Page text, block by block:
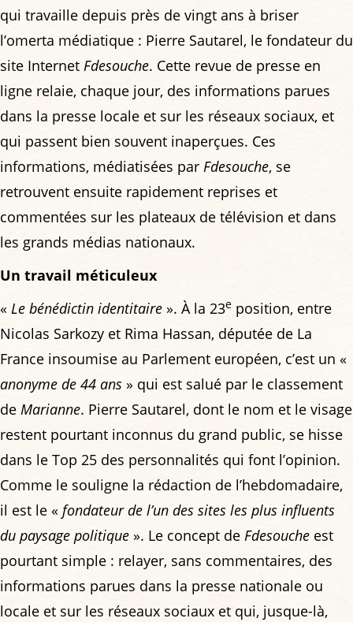
qui travaille depuis près de vingt ans à briser
l’omerta médiatique : Pierre Sautarel, le fondateur du
site Internet Fdesouche. Cette revue de presse en
ligne relaie, chaque jour, des informations parues
dans la presse locale et sur les réseaux sociaux, et
qui passent bien souvent inaperçues. Ces
informations, médiatisées par Fdesouche, se
retrouvent ensuite rapidement reprises et
commentées sur les plateaux de télévision et dans
les grands médias nationaux.
Un travail méticuleux
« Le bénédictin identitaire ». À la 23e position, entre
Nicolas Sarkozy et Rima Hassan, députée de La
France insoumise au Parlement européen, c’est un «
anonyme de 44 ans » qui est salué par le classement
de Marianne. Pierre Sautarel, dont le nom et le visage
restent pourtant inconnus du grand public, se hisse
dans le Top 25 des personnalités qui font l’opinion.
Comme le souligne la rédaction de l’hebdomadaire,
il est le « fondateur de l’un des sites les plus influents
du paysage politique ». Le concept de Fdesouche est
pourtant simple : relayer, sans commentaires, des
informations parues dans la presse nationale ou
locale et sur les réseaux sociaux et qui, jusque-là,